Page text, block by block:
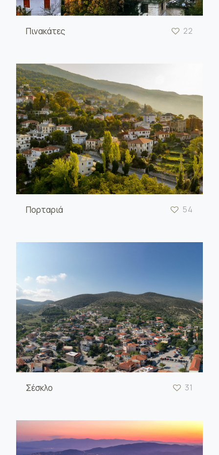
Πινακάτες 22
Πορταριά 54
Σέσκλο 31